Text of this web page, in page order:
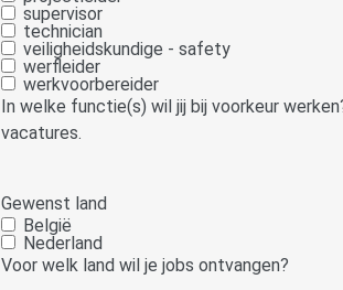
supervisor
technician
veiligheidskundige - safety
werfleider
werkvoorbereider
In welke functie(s) wil jij bij voorkeur
vacatures.
Gewenst land
België
Nederland
Voor welk land wil je jobs ontvangen?